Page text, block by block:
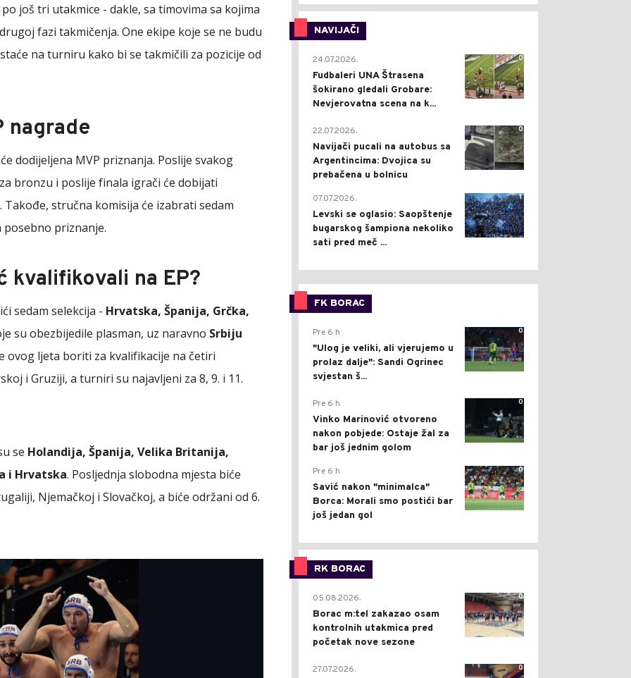
još tri utakmice - dakle, sa timovima sa kojima
fazi takmičenja. One ekipe koje se ne budu
na turniru kako bi se takmičili za pozicije od
nagrade
dodijeljena MVP priznanja. Poslije svakog
bronzu i poslije finala igrači će dobijati
stručna komisija će izabrati sedam
priznanje.
kvalifikovali na EP?
sedam selekcija - Hrvatska, Španija, Grčka,
su obezbijedile plasman, uz naravno Srbiju
ovog ljeta boriti za kvalifikacije na četiri
i Gruziji, a turniri su najavljeni za 8, 9. i 11.
se Holandija, Španija, Velika Britanija,
i Hrvatska. Posljednja slobodna mjesta biće
Njemačkoj i Slovačkoj, a biće održani od 6.
NAVIJAČI
0
24.07.2026.
Fudbaleri UNA Štrasena
šokirano gledali Grobare:
Nevjerovatna scena na k...
0
22.07.2026.
Navijači pucali na autobus sa
Argentincima: Dvojica su
prebačena u bolnicu
1
07.07.2026.
Levski se oglasio: Saopštenje
bugarskog šampiona nekoliko
sati pred meč ...
FK BORAC
0
Pre 6 h
"Ulog je veliki, ali vjerujemo u
prolaz dalje": Sandi Ogrinec
svjestan š...
0
Pre 6 h
Vinko Marinović otvoreno
nakon pobjede: Ostaje žal za
bar još jednim golom
0
Pre 6 h
Savić nakon "minimalca"
Borca: Morali smo postići bar
još jedan gol
RK BORAC
0
05.08.2026.
Borac m:tel zakazao osam
kontrolnih utakmica pred
početak nove sezone
0
27.07.2026.